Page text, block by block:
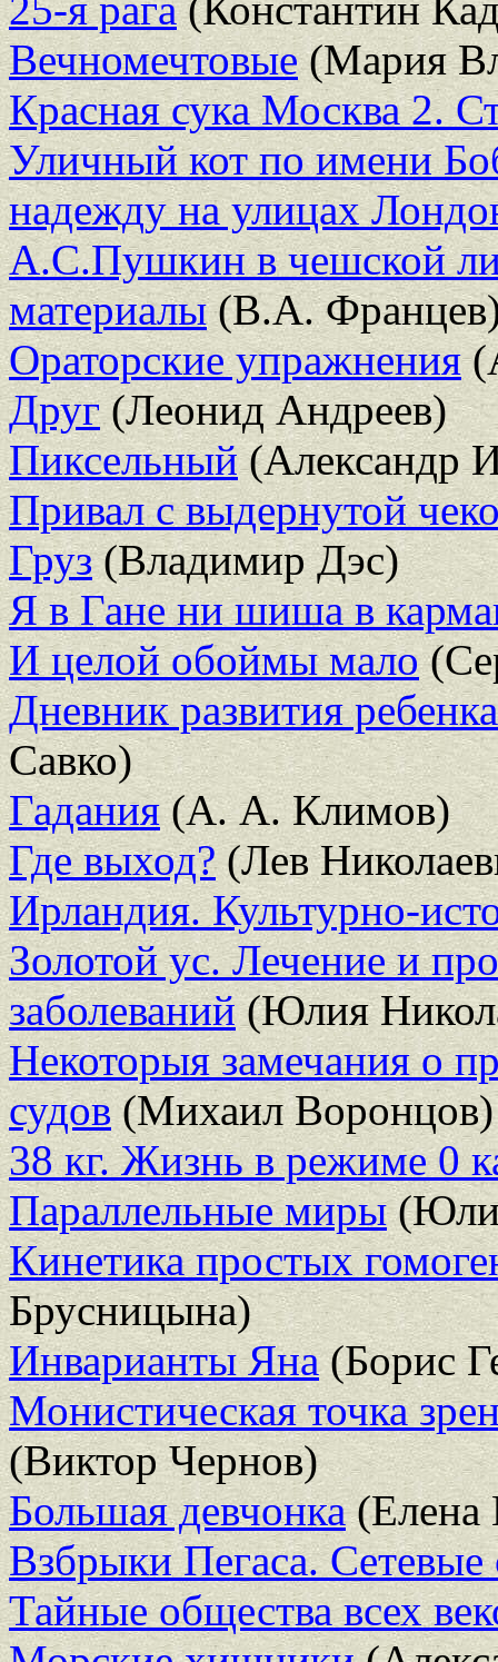
Вечномечтовые(Мария
Красная сука Москва 2.
Уличный кот по имени
надежду на улицах
А.С.Пушкин в чешской
материалы(В.А.
Ораторские упражнения
Друг(Леонид Андреев)
Пиксельный(Александр
Привал с выдернутой
Груз(Владимир Дэс)
Я в Гане ни шиша в
И целой обоймы мало
Дневник развития
Савко)
Гадания(А. А. Климов)
Где выход?(Лев
Ирландия. Культурно-
Золотой ус. Лечение и
заболеваний(Юлия
Некоторыя замечания о
судов(Михаил Воронцов)
38 кг. Жизнь в режиме 0
Параллельные миры
Кинетика простых
Брусницына)
Инварианты Яна(Борис
Монистическая точка
(Виктор Чернов)
Большая девчонка(Елена
Взбрыки Пегаса.
Тайные общества всех